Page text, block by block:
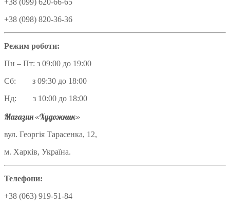
+38 (099) 620-66-65
+38 (098) 820-36-36
Режим роботи:
Пн – Пт: з 09:00 до 19:00
Сб: з 09:30 до 18:00
Нд: з 10:00 до 18:00
Магазин «Художник»
вул. Георгія Тарасенка, 12,
м. Харків, Україна.
Телефони:
+38 (063) 919-51-84